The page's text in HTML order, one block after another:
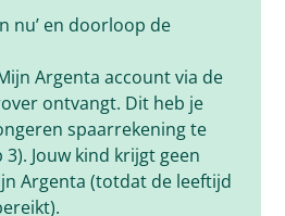
nu’ en doorloop de
Argenta account via de
ontvangt. Dit heb je
spaarrekening te
Jouw kind krijgt geen
Argenta (totdat de leeftijd